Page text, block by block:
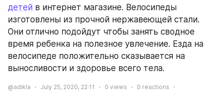
детей в интернет магазине. Велосипеды
изготовлены из прочной нержавеющей стали.
Они отлично подойдут чтобы занять сводное
время ребенка на полезное увлечение. Езда на
велосипеде положительно сказывается на
выносливости и здоровье всего тела.
@adikla July 25, 2020, 22:11 0 views 0 reactions